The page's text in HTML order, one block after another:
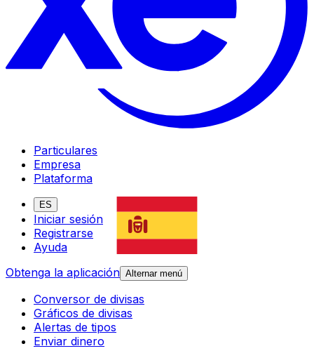
Particulares
Empresa
Plataforma
ES
Iniciar sesión
Registrarse
Ayuda
Obtenga la aplicación Alternar menú
Conversor de divisas
Gráficos de divisas
Alertas de tipos
Enviar dinero